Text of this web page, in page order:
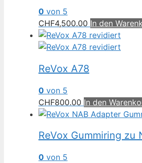
0 von 5
CHF4,500.00 In den
ReVox A78
0 von 5
CHF800.00 In den
ReVox Gummiring zu
0 von 5